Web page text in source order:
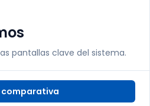
pantallas clave del sistema.